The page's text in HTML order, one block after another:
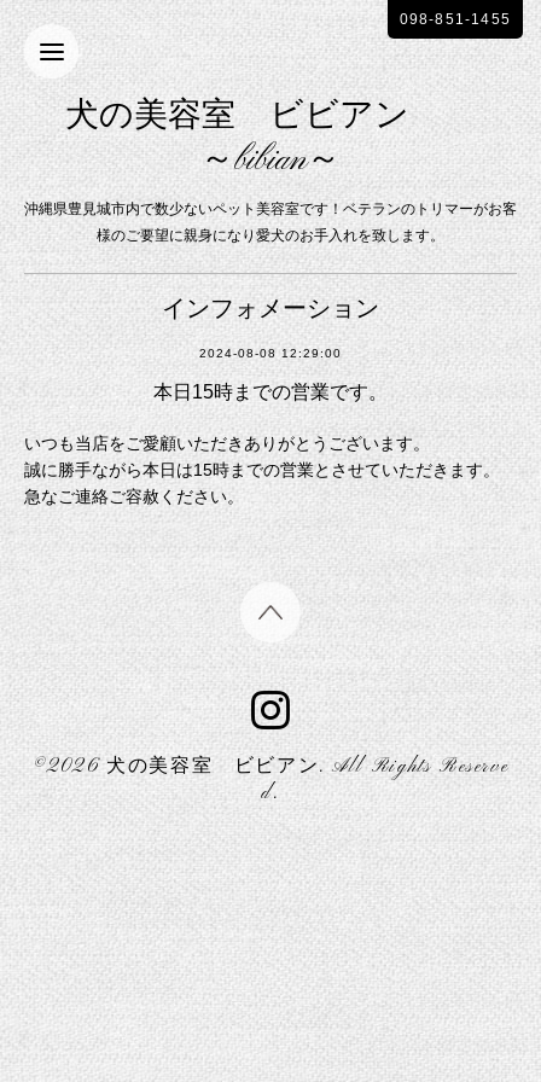
犬の美容室 ビビアン
～bibian～
沖縄県豊見城市内で数少ないペット美容室です！ベテランのトリマーがお客
様のご要望に親身になり愛犬のお手入れを致します。
098-851-1455
インフォメーション
2024-08-08 12:29:00
本日15時までの営業です。
いつも当店をご愛顧いただきありがとうございます。
誠に勝手ながら本日は15時までの営業とさせていただきます。
急なご連絡ご容赦ください。
©2026犬の美容室 ビビアン. All Rights Reserve
d.